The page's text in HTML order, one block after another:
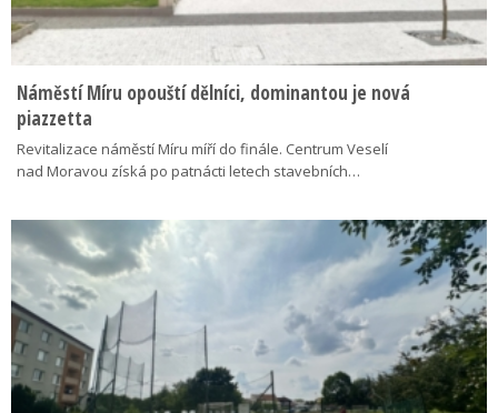
Náměstí Míru opouští dělníci, dominantou je nová
piazzetta
Revitalizace náměstí Míru míří do finále. Centrum Veselí
nad Moravou získá po patnácti letech stavebních…